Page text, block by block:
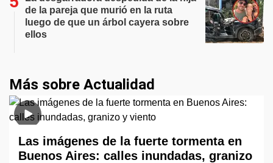
de la pareja que murió en la ruta
luego de que un árbol cayera sobre
ellos
Más sobre Actualidad
Las imágenes de la fuerte tormenta en
Buenos Aires: calles inundadas, granizo